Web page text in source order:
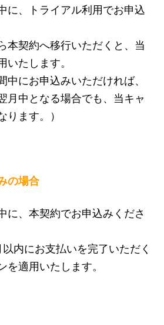
に、トライアル利用でお申込
本契約へ移行いただくと、当
いたします。
中にお申込みいただければ、
月中となる場合でも、当キャ
ります。）
の場合
に、本契約でお申込みくださ
内にお支払いを完了いただく
を適用いたします。